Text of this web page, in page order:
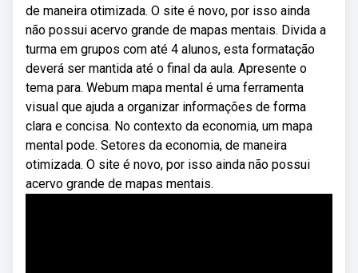
de maneira otimizada. O site é novo, por isso ainda
não possui acervo grande de mapas mentais. Divida a
turma em grupos com até 4 alunos, esta formatação
deverá ser mantida até o final da aula. Apresente o
tema para. Webum mapa mental é uma ferramenta
visual que ajuda a organizar informações de forma
clara e concisa. No contexto da economia, um mapa
mental pode. Setores da economia, de maneira
otimizada. O site é novo, por isso ainda não possui
acervo grande de mapas mentais.